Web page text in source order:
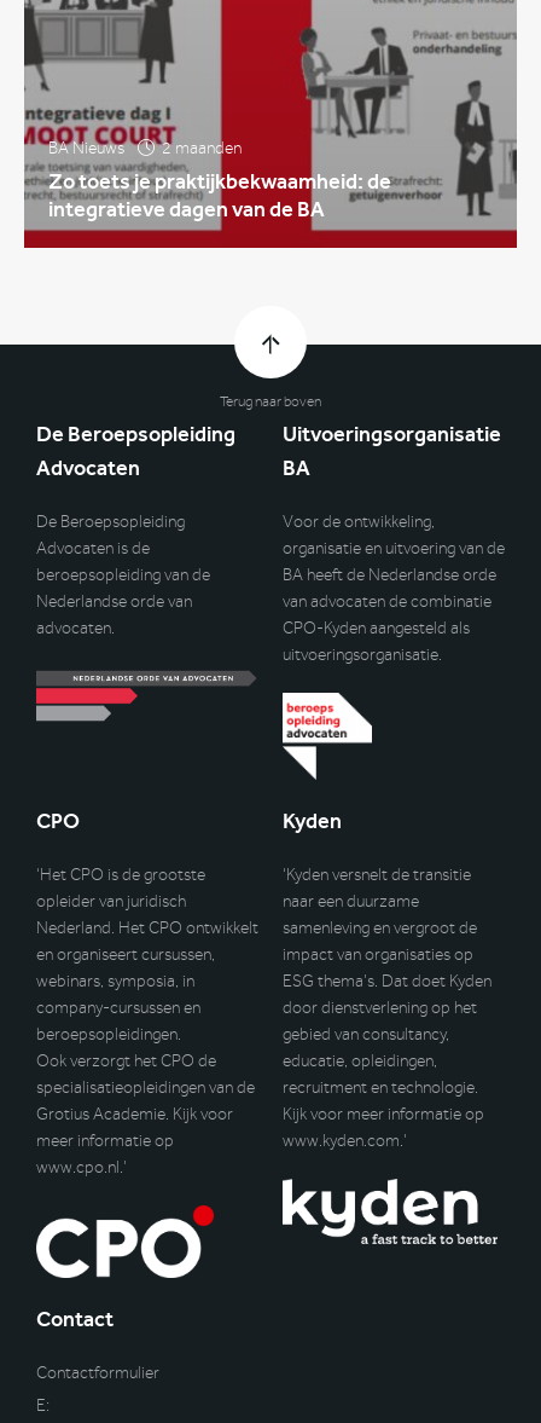
BA Nieuws 2 maanden
Zo toets je praktijkbekwaamheid: de
integratieve dagen van de BA
Terug naar boven
De Beroepsopleiding
Advocaten
De Beroepsopleiding
Advocaten is de
beroepsopleiding van de
Nederlandse orde van
advocaten.
Uitvoeringsorganisatie
BA
Voor de ontwikkeling,
organisatie en uitvoering van de
BA heeft de Nederlandse orde
van advocaten de combinatie
CPO-Kyden aangesteld als
uitvoeringsorganisatie.
CPO
‘Het CPO is de grootste
opleider van juridisch
Nederland. Het CPO ontwikkelt
en organiseert cursussen,
webinars, symposia, in
company-cursussen en
beroepsopleidingen.
Ook verzorgt het CPO de
specialisatieopleidingen van de
Grotius Academie. Kijk voor
meer informatie op
www.cpo.nl.’
Kyden
‘Kyden versnelt de transitie
naar een duurzame
samenleving en vergroot de
impact van organisaties op
ESG thema’s. Dat doet Kyden
door dienstverlening op het
gebied van consultancy,
educatie, opleidingen,
recruitment en technologie.
Kijk voor meer informatie op
www.kyden.com.’
Contact
Contactformulier
E: